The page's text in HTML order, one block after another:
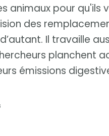
animaux pour qu'ils
des
Il travaille
planchent
émissions